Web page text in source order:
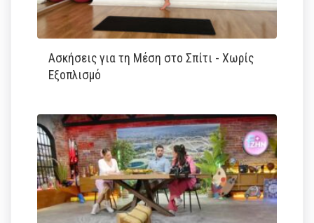
Ασκήσεις για τη Μέση στο Σπίτι - Χωρίς
Εξοπλισμό